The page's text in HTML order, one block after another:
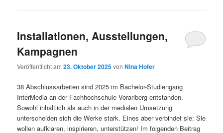
Installationen, Ausstellungen,
Kampagnen
Veröffentlicht am23. Oktober 2025vonNina Hofer
38 Abschlussarbeiten sind 2025 im Bachelor-Studiengang
InterMedia an der Fachhochschule Vorarlberg entstanden.
Sowohl inhaltlich als auch in der medialen Umsetzung
unterscheiden sich die Werke stark. Eines aber verbindet sie: Sie
wollen aufklären, inspirieren, unterstützen! Im folgenden Beitrag